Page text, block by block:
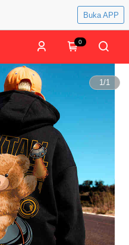
Buka APP
0
1/1